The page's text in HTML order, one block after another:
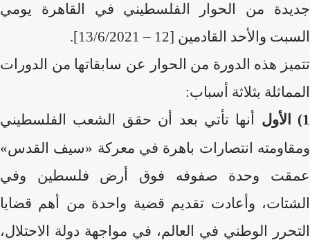
جديدة من الحوار الفلسطيني في القاهرة يومي
السبت والأحد القادمين [12 – 13/6/2021].
تتميز هذه الدورة من الحوار عن سابقاتها من الدورات
المماثلة بثلاثة أسباب:
1) الأول
أنها تأتي بعد أن حقق الشعب الفلسطيني
ومقاومته انتصارات باهرة في معركة «سيف القدس»
عمقت وحدة صفوفه فوق أرض فلسطين وفي
الشتات، وأعادت تقديم قضية واحدة من أهم قضايا
التحرر الوطني في العالم، في مواجهة دولة الاحتلال،